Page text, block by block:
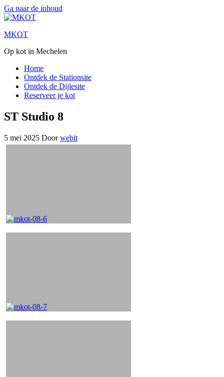
Ga naar de inhoud
MKOT
Op kot in Mechelen
Home
Ontdek de Stationsite
Ontdek de Dijlesite
Reserveer je kot
ST Studio 8
5 mei 2025 Door webit